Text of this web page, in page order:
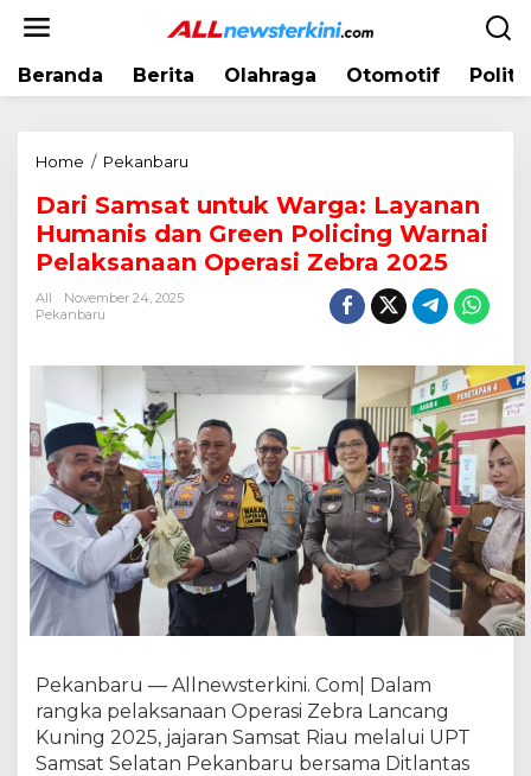
Beranda Berita Olahraga Otomotif
Home / Pekanbaru
r
i
S
t
u
t
u
k
W
a
r
g
:
y
a
n
Dari Samsat untuk Warga: Layanan
Humanis dan Green Policing Warnai
Pelaksanaan Operasi Zebra 2025
All
November 24, 2025
Pekanbaru
Pekanbaru — Allnewsterkini. Com| Dalam
rangka pelaksanaan Operasi Zebra Lancang
Kuning 2025, jajaran Samsat Riau melalui UPT
Samsat Selatan Pekanbaru bersama Ditlantas